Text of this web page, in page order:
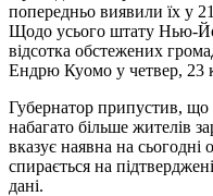
попередньо виявили їх у
Щодо усього штату Нью-
відсотка обстежених
Ендрю Куомо у четвер, 23
Губернатор припустив, що
набагато більше жителів
вказує наявна на сьогодні
спирається на
дані.